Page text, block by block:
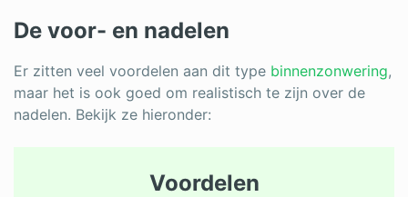
De voor- en nadelen
Er zitten veel voordelen aan dit type binnenzonwering,
maar het is ook goed om realistisch te zijn over de
nadelen. Bekijk ze hieronder:
Voordelen